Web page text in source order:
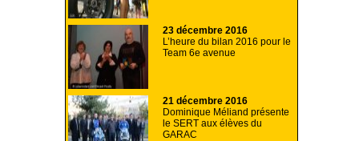
23 décembre 2016
L’heure du bilan 2016 pour le
Team 6e avenue
21 décembre 2016
Dominique Méliand présente
le SERT aux élèves du
GARAC